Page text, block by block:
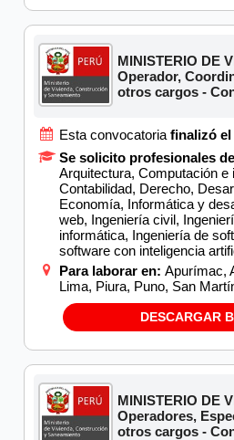
MINISTERIO DE
Operador,
otros cargos -
Esta convocatoria finalizó el
Se solicito profesionales
Arquitectura, Computación e
Contabilidad, Derecho,
Economía, Informática y
web, Ingeniería civil,
informática, Ingeniería de
software con inteligencia
Para laborar en: Apurímac,
Lima, Piura, Puno, San
DESCARGAR
MINISTERIO DE
Operadores,
otros cargos -